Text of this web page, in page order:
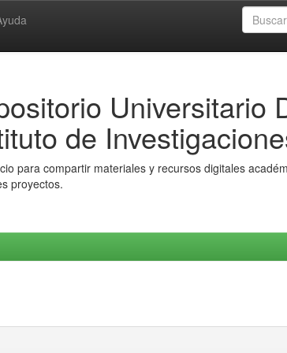
Universitario
de
para compartir materiales y recursos digitales
proyectos.